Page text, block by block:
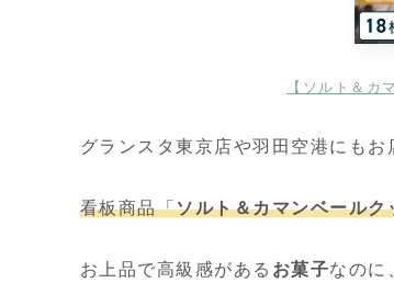
【ソルト＆カ
グランスタ東京店や羽田空港にもお
看板商品「ソルト＆カマンベールク
お上品で高級感がある お菓子なのに